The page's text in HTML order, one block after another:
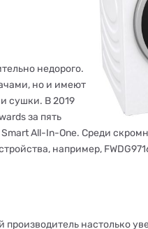
недорого.
но и имеют
сушки. В 2019
за пять
All-In-One. Среди
например,
настолько